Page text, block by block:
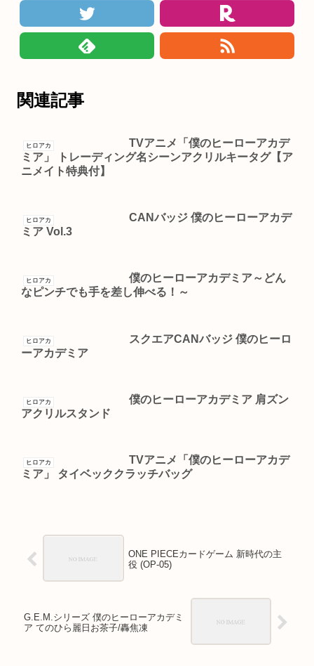
関連記事
ヒロアカ
TVアニメ「僕のヒーローアカデ
ミア」 トレーディング名シーンアクリルキータグ【ア
ニメイト特典付】
ヒロアカ
CANバッジ 僕のヒーローアカデ
ミア Vol.3
ヒロアカ
僕のヒーローアカデミア～どん
なピンチでも手を差し伸べる！～
ヒロアカ
スクエアCANバッジ 僕のヒーロ
ーアカデミア
ヒロアカ
僕のヒーローアカデミア 肩ズン
アクリルスタンド
ヒロアカ
TVアニメ「僕のヒーローアカデ
ミア」 タイベッククラッチバッグ
ONE PIECEカードゲーム 新時代の主
役 (OP-05)
G.E.M.シリーズ 僕のヒーローアカデミ
ア てのひら麗日お茶子/轟焦凍